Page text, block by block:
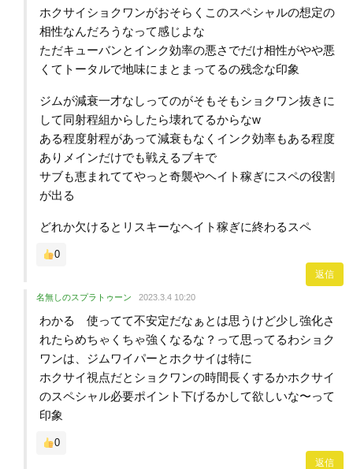
ホクサイショクワンがおそらくこのスペシャルの想定の
相性なんだろうなって感じよな
ただキューバンとインク効率の悪さでだけ相性がやや悪
くてトータルで地味にまとまってるの残念な印象
ジムが減衰一才なしってのがそもそもショクワン抜きに
して同射程組からしたら壊れてるからなw
ある程度射程があって減衰もなくインク効率もある程度
ありメインだけでも戦えるブキで
サブも恵まれててやっと奇襲やヘイト稼ぎにスペの役割
が出る
どれか欠けるとリスキーなヘイト稼ぎに終わるスペ
0
返信
名無しのスプラトゥーン 2023.3.4 10:20
わかる 使ってて不安定だなぁとは思うけど少し強化さ
れたらめちゃくちゃ強くなるな？って思ってるわショク
ワンは、ジムワイパーとホクサイは特に
ホクサイ視点だとショクワンの時間長くするかホクサイ
のスペシャル必要ポイント下げるかして欲しいな〜って
印象
0
返信